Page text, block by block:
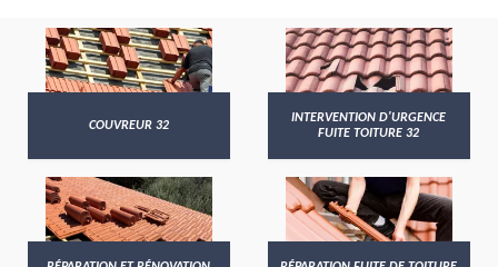
COUVREUR 32
INTERVENTION D'URGENCE
FUITE TOITURE 32